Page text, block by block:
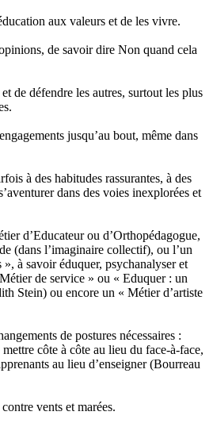
aux valeurs et de les vivre.
de savoir dire Non quand cela
de défendre les autres, surtout les plus
jusqu’au bout, même dans
à des habitudes rassurantes, à des
dans des voies inexplorées et
d’Educateur ou d’Orthopédagogue,
(dans l’imaginaire collectif), ou l’un
à savoir éduquer, psychanalyser et
de service » ou « Eduquer : un
Stein) ou encore un « Métier d’artiste
de postures nécessaires :
côte à côte au lieu du face-à-face,
au lieu d’enseigner (Bourreau
vents et marées.